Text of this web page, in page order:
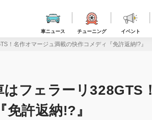
車ニュース チューニング イベント
！名作オマージュ満載の快作コメディ『免許返納!?』
フェラーリ328GTS！
許返納!?』